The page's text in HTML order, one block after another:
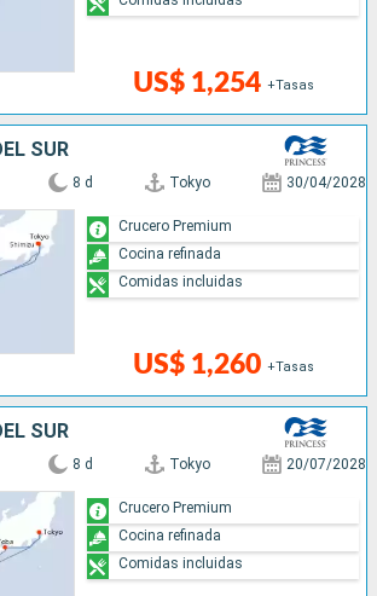
US$ 1,254 +Tasas
SUR
8 d Tokyo 30/04/2028
US$ 1,260 +Tasas
Crucero Premium
Cocina refinada
Comidas incluidas
SUR
8 d Tokyo 20/07/2028
Crucero Premium
Cocina refinada
Comidas incluidas